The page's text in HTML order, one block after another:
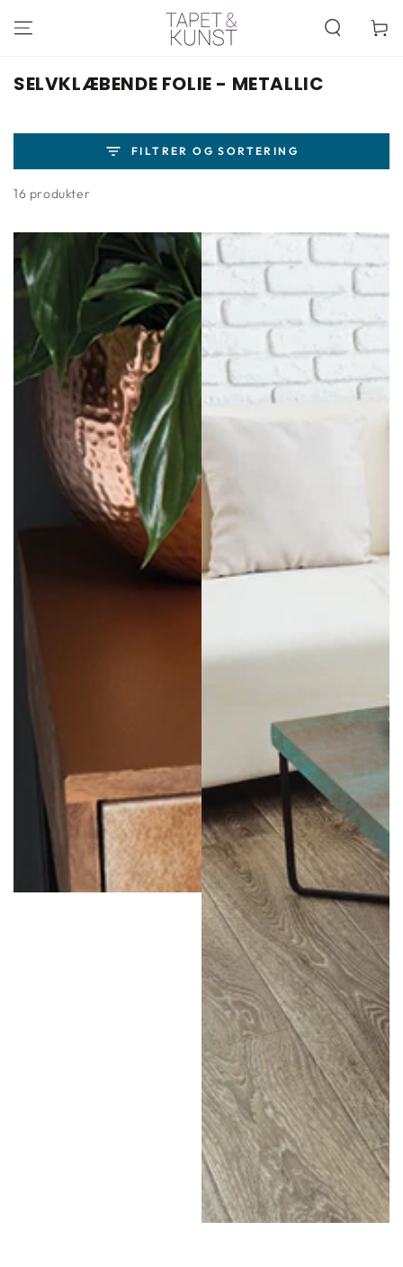
INDHOLD
Kurv
KOLLEKTION:
SELVKLÆBENDE FOLIE - METALLIC
FILTRER OG SORTERING
16 produkter